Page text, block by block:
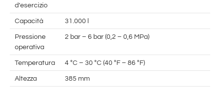
d’esercizio
Capacità 31.000 l
Pressione
operativa
2 bar – 6 bar (0,2 – 0,6 MPa)
Temperatura 4 °C – 30 °C (40 °F – 86 °F)
Altezza 385 mm